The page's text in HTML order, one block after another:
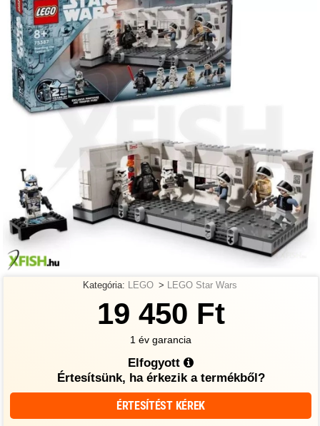
Kategória: LEGO > LEGO Star Wars
19 450 Ft
1 év garancia
Elfogyott
Értesítsünk, ha érkezik a termékből?
ÉRTESÍTÉST KÉREK